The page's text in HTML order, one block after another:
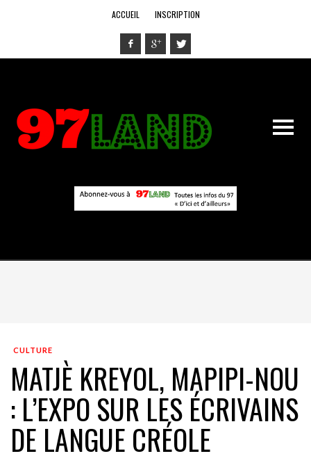
ACCUEIL INSCRIPTION
CULTURE
MATJÈ KREYOL, MAPIPI-NOU
: L’EXPO SUR LES ÉCRIVAINS
DE LANGUE CRÉOLE